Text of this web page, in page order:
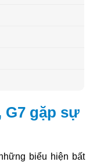
G7 gặp sự
biểu hiện bất